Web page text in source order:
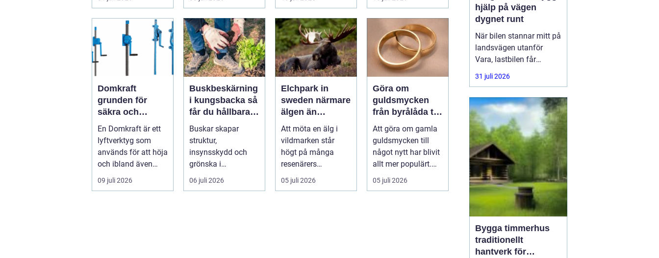
timmerhus är ett
lå...
får komma in oc...
Domkraft
grunden för
säkra och
precisa lyft
En Domkraft är ett
lyftverktyg som
används för att höja
och ibland även
positionera tunga
objekt, so...
09 juli 2026
Buskbeskärning
i kungsbacka så
får du hållbara
och vackra
buskar året runt
Buskar skapar
struktur,
insynsskydd och
grönska i
trädgården, men
utan genomtänkt
06 juli 2026
Elchpark in
sweden närmare
älgen än
någonsin
Att möta en älg i
vildmarken står
högt på många
resenärers
önskelista. Älgen är
Skandinaviens
05 juli 2026
Göra om
guldsmycken
från byrålåda till
älskad favorit
Att göra om gamla
guldsmycken till
något nytt har blivit
allt mer populärt.
Många har ärvda
ringar, ...
05 juli 2026
hjälp på vägen
dygnet runt
När bilen stannar mitt på
landsvägen utanför
Vara, lastbilen får
punktering i
rusningstrafik eller
på väg genom
Skaraborg är trygg och
snabb hjälp avgörande.
En
31 juli 2026
Bygga timmerhus
traditionellt
hantverk för